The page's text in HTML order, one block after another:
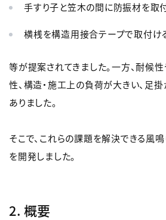
手すり子と笠木の間に防振材を取
横桟を構造用接合テープで取付け
等が提案されてきました。一方、耐候
性、構造・施工上の負荷が大きい、足
ありました。
そこで、これらの課題を解決できる風
を開発しました。
2. 概要